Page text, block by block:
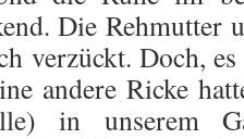
Die Rehmutter
verzückt. Doch,
andere Ricke
in unserem